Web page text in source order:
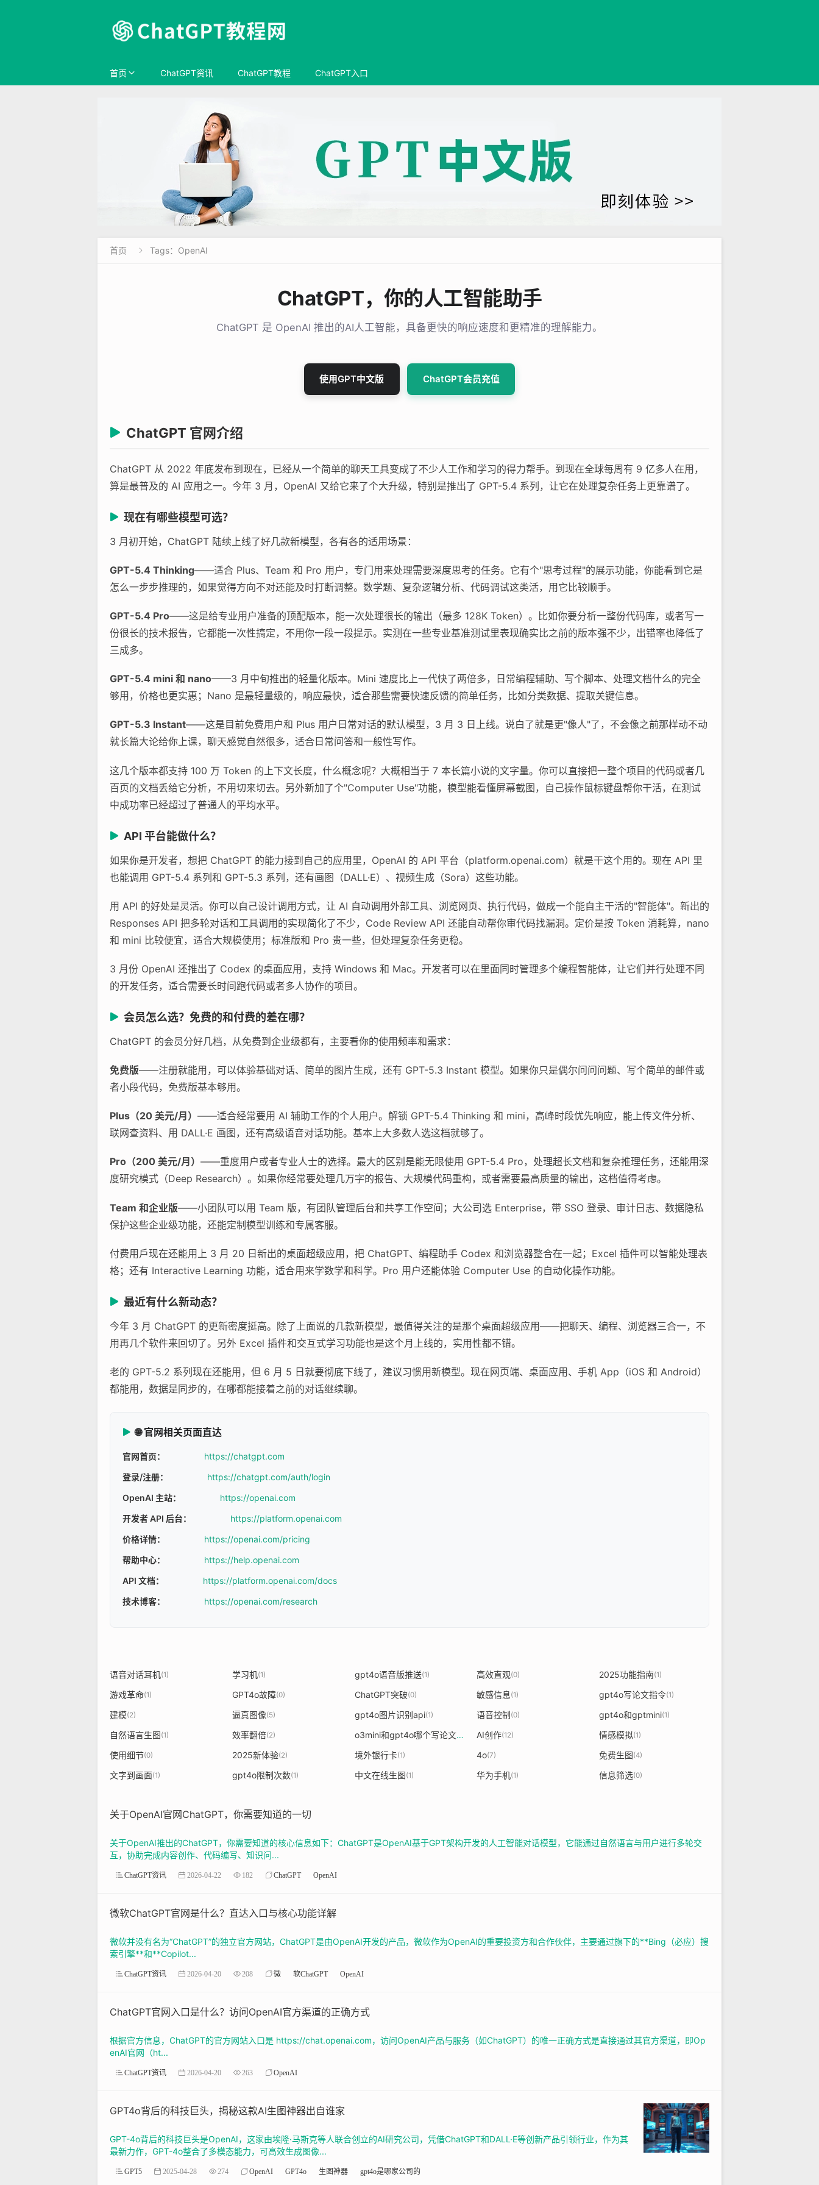
首页 ChatGPT资讯 ChatGPT教程 ChatGPT入口
首页  Tags：OpenAI
ChatGPT，你的人工智能助手
ChatGPT 是 OpenAI 推出的AI人工智能，具备更快的响应速度和更精准的理解能力。
使用GPT中文版 ChatGPT会员充值
ChatGPT 官网介绍
ChatGPT 从 2022 年底发布到现在，已经从一个简单的聊天工具变成了不少人工作和学习的得力帮手。到现在全球每周有 9 亿多人在用，
算是最普及的 AI 应用之一。今年 3 月，OpenAI 又给它来了个大升级，特别是推出了 GPT-5.4 系列，让它在处理复杂任务上更靠谱了。
现在有哪些模型可选？
3 月初开始，ChatGPT 陆续上线了好几款新模型，各有各的适用场景：
GPT-5.4 Thinking——适合 Plus、Team 和 Pro 用户，专门用来处理需要深度思考的任务。它有个"思考过程"的展示功能，你能看到它是
怎么一步步推理的，如果觉得方向不对还能及时打断调整。数学题、复杂逻辑分析、代码调试这类活，用它比较顺手。
GPT-5.4 Pro——这是给专业用户准备的顶配版本，能一次处理很长的输出（最多 128K Token）。比如你要分析一整份代码库，或者写一
份很长的技术报告，它都能一次性搞定，不用你一段一段提示。实测在一些专业基准测试里表现确实比之前的版本强不少，出错率也降低了
三成多。
GPT-5.4 mini 和 nano——3 月中旬推出的轻量化版本。Mini 速度比上一代快了两倍多，日常编程辅助、写个脚本、处理文档什么的完全
够用，价格也更实惠；Nano 是最轻量级的，响应最快，适合那些需要快速反馈的简单任务，比如分类数据、提取关键信息。
GPT-5.3 Instant——这是目前免费用户和 Plus 用户日常对话的默认模型，3 月 3 日上线。说白了就是更"像人"了，不会像之前那样动不动
就长篇大论给你上课，聊天感觉自然很多，适合日常问答和一般性写作。
这几个版本都支持 100 万 Token 的上下文长度，什么概念呢？大概相当于 7 本长篇小说的文字量。你可以直接把一整个项目的代码或者几
百页的文档丢给它分析，不用切来切去。另外新加了个"Computer Use"功能，模型能看懂屏幕截图，自己操作鼠标键盘帮你干活，在测试
中成功率已经超过了普通人的平均水平。
API 平台能做什么？
如果你是开发者，想把 ChatGPT 的能力接到自己的应用里，OpenAI 的 API 平台（platform.openai.com）就是干这个用的。现在 API 里
也能调用 GPT-5.4 系列和 GPT-5.3 系列，还有画图（DALL·E）、视频生成（Sora）这些功能。
用 API 的好处是灵活。你可以自己设计调用方式，让 AI 自动调用外部工具、浏览网页、执行代码，做成一个能自主干活的"智能体"。新出的
Responses API 把多轮对话和工具调用的实现简化了不少，Code Review API 还能自动帮你审代码找漏洞。定价是按 Token 消耗算，nano
和 mini 比较便宜，适合大规模使用；标准版和 Pro 贵一些，但处理复杂任务更稳。
3 月份 OpenAI 还推出了 Codex 的桌面应用，支持 Windows 和 Mac。开发者可以在里面同时管理多个编程智能体，让它们并行处理不同
的开发任务，适合需要长时间跑代码或者多人协作的项目。
会员怎么选？免费的和付费的差在哪？
ChatGPT 的会员分好几档，从免费到企业级都有，主要看你的使用频率和需求：
免费版——注册就能用，可以体验基础对话、简单的图片生成，还有 GPT-5.3 Instant 模型。如果你只是偶尔问问问题、写个简单的邮件或
者小段代码，免费版基本够用。
Plus（20 美元/月） ——适合经常要用 AI 辅助工作的个人用户。解锁 GPT-5.4 Thinking 和 mini，高峰时段优先响应，能上传文件分析、
联网查资料、用 DALL·E 画图，还有高级语音对话功能。基本上大多数人选这档就够了。
Pro（200 美元/月） ——重度用户或者专业人士的选择。最大的区别是能无限使用 GPT-5.4 Pro，处理超长文档和复杂推理任务，还能用深
度研究模式（Deep Research）。如果你经常要处理几万字的报告、大规模代码重构，或者需要最高质量的输出，这档值得考虑。
Team 和企业版——小团队可以用 Team 版，有团队管理后台和共享工作空间；大公司选 Enterprise，带 SSO 登录、审计日志、数据隐私
保护这些企业级功能，还能定制模型训练和专属客服。
付费用戶现在还能用上 3 月 20 日新出的桌面超级应用，把 ChatGPT、编程助手 Codex 和浏览器整合在一起；Excel 插件可以智能处理表
格；还有 Interactive Learning 功能，适合用来学数学和科学。Pro 用户还能体验 Computer Use 的自动化操作功能。
最近有什么新动态？
今年 3 月 ChatGPT 的更新密度挺高。除了上面说的几款新模型，最值得关注的是那个桌面超级应用——把聊天、编程、浏览器三合一，不
用再几个软件来回切了。另外 Excel 插件和交互式学习功能也是这个月上线的，实用性都不错。
老的 GPT-5.2 系列现在还能用，但 6 月 5 日就要彻底下线了，建议习惯用新模型。现在网页端、桌面应用、手机 App（iOS 和 Android）
都能用，数据是同步的，在哪都能接着之前的对话继续聊。
🌐 官网相关页面直达
官网首页：
https://chatgpt.com
登录/注册：
https://chatgpt.com/auth/login
OpenAI 主站：
https://openai.com
开发者 API 后台：
https://platform.openai.com
价格详情：
https://openai.com/pricing
帮助中心：
https://help.openai.com
API 文档：
https://platform.openai.com/docs
技术博客：
https://openai.com/research
语音对话耳机(1) 学习机(1) gpt4o语音版推送(1) 高效直观(0) 2025功能指南(1)
游戏革命(1) GPT4o故障(0) ChatGPT突破(0) 敏感信息(1) gpt4o写论文指令(1)
建模(2) 逼真图像(5) gpt4o图片识别api(1) 语音控制(0) gpt4o和gptmini(1)
自然语言生图(1) 效率翻倍(2) o3mini和gpt4o哪个写论文好 AI创作(12) 情感模拟(1)
使用细节(0) 2025新体验(2) 境外银行卡(1) 4o(7) 免费生图(4)
文字到画面(1) gpt4o限制次数(1) 中文在线生图(1) 华为手机(1) 信息筛选(0)
关于OpenAI官网ChatGPT，你需要知道的一切
关于OpenAI推出的ChatGPT，你需要知道的核心信息如下：ChatGPT是OpenAI基于GPT架构开发的人工智能对话模型，它能通过自然语言与用户进行多轮交
互，协助完成内容创作、代码编写、知识问...
ChatGPT资讯 2026-04-22 182 ChatGPT OpenAI
微软ChatGPT官网是什么？直达入口与核心功能详解
微软并没有名为“ChatGPT”的独立官方网站，ChatGPT是由OpenAI开发的产品，微软作为OpenAI的重要投资方和合作伙伴，主要通过旗下的**Bing（必应）搜
索引擎**和**Copilot...
ChatGPT资讯 2026-04-20 208 微 软ChatGPT OpenAI
ChatGPT官网入口是什么？访问OpenAI官方渠道的正确方式
根据官方信息，ChatGPT的官方网站入口是 https://chat.openai.com，访问OpenAI产品与服务（如ChatGPT）的唯一正确方式是直接通过其官方渠道，即Op
enAI官网（ht...
ChatGPT资讯 2026-04-20 263 OpenAI
GPT4o背后的科技巨头，揭秘这款AI生图神器出自谁家
GPT-4o背后的科技巨头是OpenAI，这家由埃隆·马斯克等人联合创立的AI研究公司，凭借ChatGPT和DALL·E等创新产品引领行业，作为其
最新力作，GPT-4o整合了多模态能力，可高效生成图像...
GPT5 2025-04-28 274 OpenAI GPT4o 生图神器 gpt4o是哪家公司的